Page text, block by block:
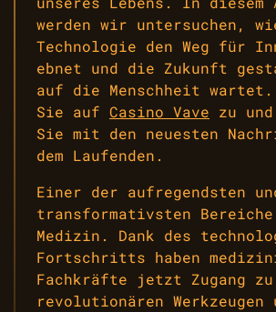
werden wir untersuchen,
Technologie den Weg für
ebnet und die Zukunft
auf die Menschheit
Sie auf Casino Vave zu
Sie mit den neuesten
dem Laufenden.
Einer der aufregendsten
transformativsten
Medizin. Dank des
Fortschritts haben
Fachkräfte jetzt Zugang zu
revolutionären Werkzeugen